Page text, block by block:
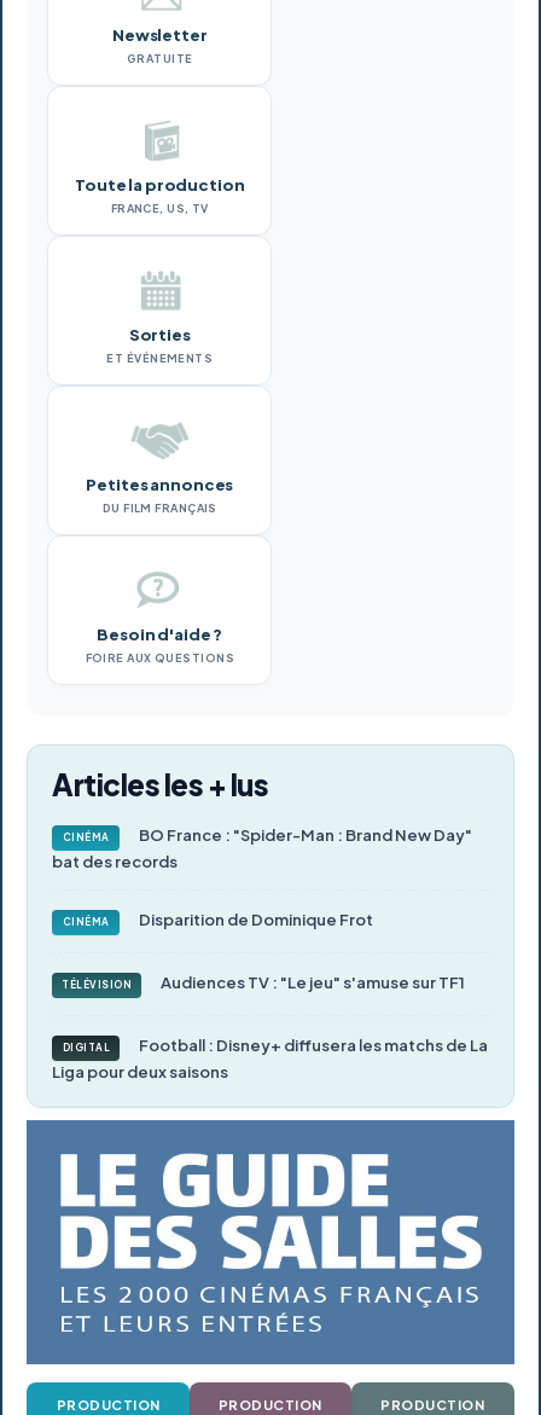
Newsletter
GRATUITE
Toute la production
FRANCE, US, TV
Sorties
ET ÉVÉNEMENTS
Petites annonces
DU FILM FRANÇAIS
Besoin d'aide ?
FOIRE AUX QUESTIONS
Articles les + lus
CINÉMA
BO France : "Spider-Man : Brand New Day"
bat des records
CINÉMA Disparition de Dominique Frot
TÉLÉVISION Audiences TV : "Le jeu" s'amuse sur TF1
DIGITAL
Football : Disney+ diffusera les matchs de La
Liga pour deux saisons
PRODUCTION
PRODUCTION
PRODUCTION